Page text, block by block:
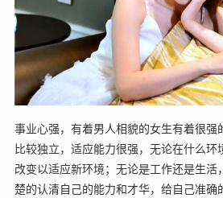
事业心强，有着男人相貌的女生有着很强
比较独立，适应能力很强，无论在什么环
改变以适应新环境；无论是工作还是生活
楚的认清自己的能力和才华，给自己准确